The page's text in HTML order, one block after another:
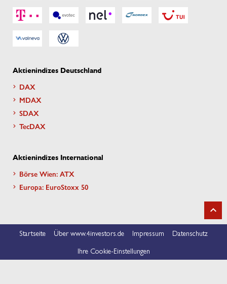
Aktienindizes Deutschland
DAX
MDAX
SDAX
TecDAX
Aktienindizes International
Börse Wien: ATX
Europa: EuroStoxx 50
Startseite Über www.4investors.de Impressum
Datenschutz
Ihre Cookie-Einstellungen